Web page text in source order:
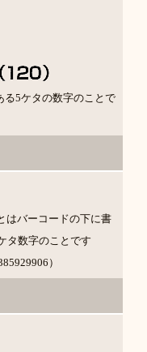
る5ケタの数字のことで
はバーコードの下に書
タ数字のことです
）